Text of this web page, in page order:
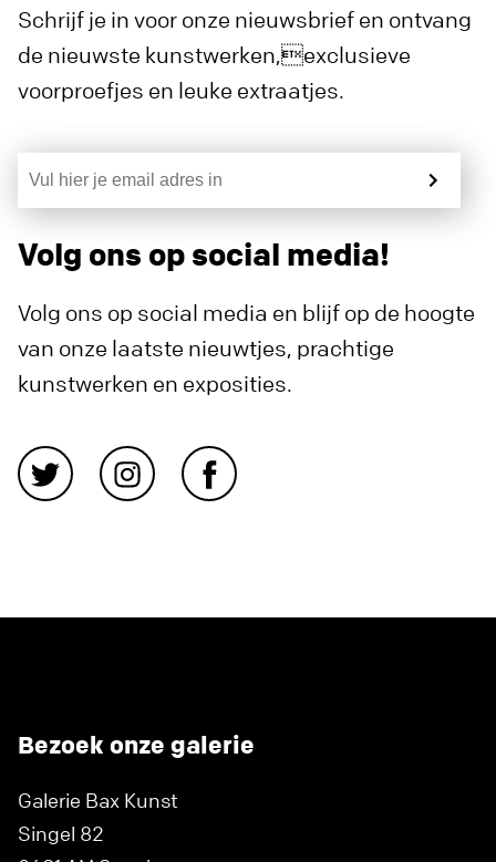
Schrijf je in voor onze nieuwsbrief en ontvang
de nieuwste kunstwerken,exclusieve
voorproefjes en leuke extraatjes.
Volg ons op social media!
Volg ons op social media en blijf op de hoogte
van onze laatste nieuwtjes, prachtige
kunstwerken en exposities.
Bezoek onze galerie
Galerie Bax Kunst
Singel 82